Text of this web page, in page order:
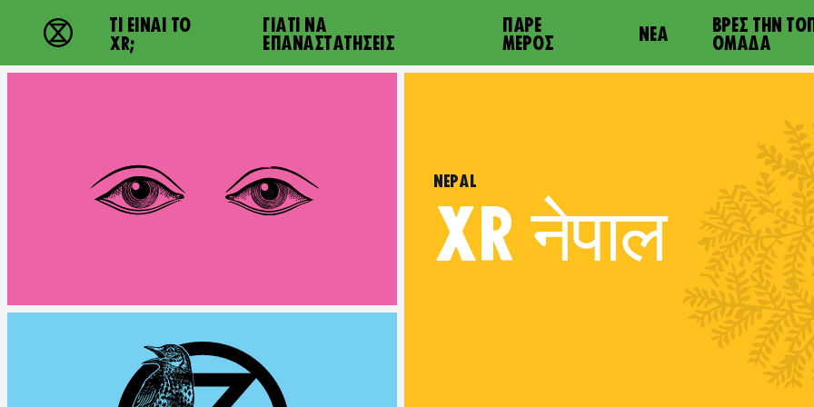
Extinction Rebellion - Home
ΤΙ ΕΊΝΑΙ ΤΟ
XR;
ΓΙΑΤΙ ΝΑ
ΕΠΑΝΑΣΤΑΤΉΣΕΙΣ
ΠΆΡΕ
ΜΈΡΟΣ
ΝΈΑ
ΒΡΕΣ ΤΗΝ
ΟΜΆΔΑ
NEPAL
XR नेपाल